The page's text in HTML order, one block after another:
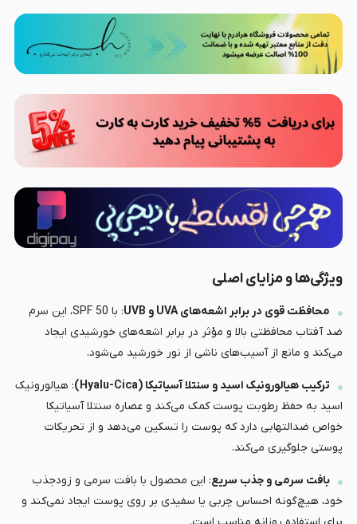
ویژگی‌ها و مزایای اصلی
محافظت قوی در برابر اشعه‌های UVA و UVB
: با SPF 50، این سرم
ضد آفتاب محافظتی بالا و مؤثر در برابر اشعه‌های خورشیدی ایجاد
می‌کند و مانع از آسیب‌های ناشی از نور خورشید می‌شود.
ترکیب هیالورونیک اسید و سنتلا آسیاتیکا (Hyalu-Cica)
: هیالورونیک
اسید به حفظ رطوبت پوست کمک می‌کند و عصاره سنتلا آسیاتیکا
خواص ضدالتهابی دارد که پوست را تسکین می‌دهد و از تحریکات
پوستی جلوگیری می‌کند.
بافت سرمی و جذب سریع: این محصول با بافت سرمی و زودجذب
خود، هیچ‌گونه احساس چربی یا سفیدی بر روی پوست ایجاد نمی‌کند و